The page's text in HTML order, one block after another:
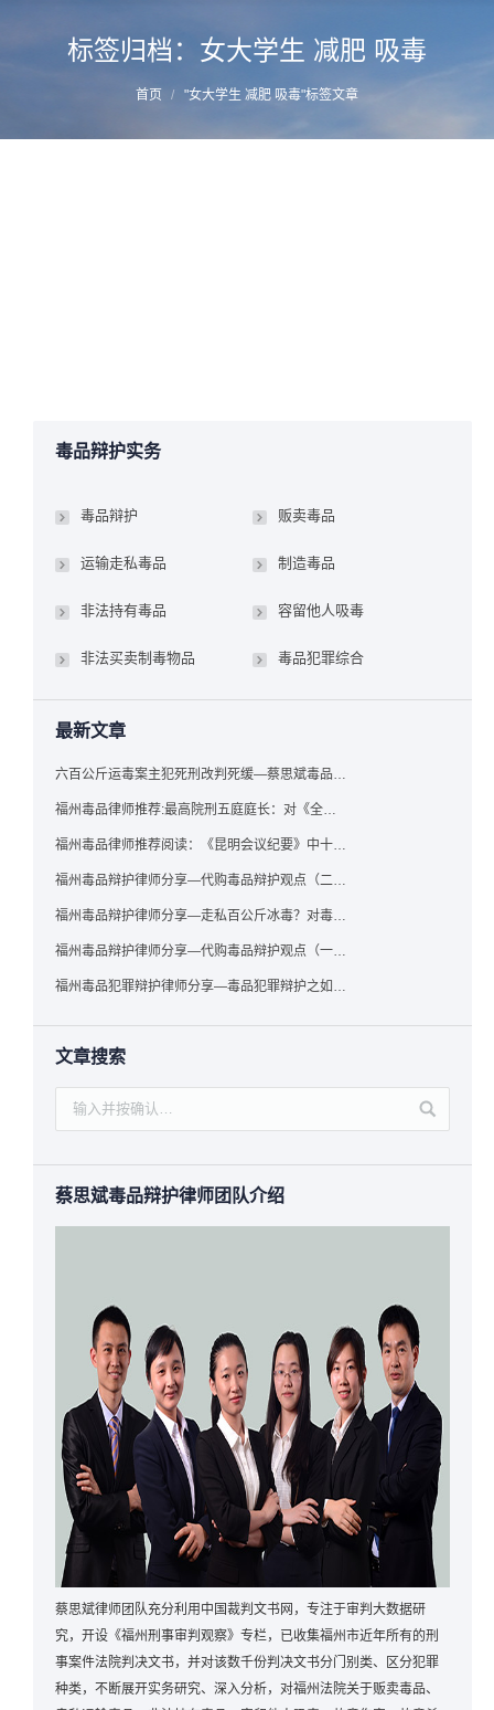
标签归档： 女大学生 减肥 吸毒
首页 "女大学生 减肥 吸毒"标签文章
毒品辩护实务
毒品辩护 贩卖毒品
运输走私毒品 制造毒品
非法持有毒品 容留他人吸毒
非法买卖制毒物品 毒品犯罪综合
最新文章
六百公斤运毒案主犯死刑改判死缓—蔡思斌毒品犯罪辩护成功案例
福州毒品律师推荐:最高院刑五庭庭长：对《全国法院毒品案件审判工作会议纪要》的理解与适用
福州毒品律师推荐阅读：《昆明会议纪要》中十个“意想不到”的规定
福州毒品辩护律师分享—代购毒品辩护观点（二）——“牟利”之辩
福州毒品辩护律师分享—走私百公斤冰毒？对毒品缺失型走私毒品罪案件，该如何有效辩护
福州毒品辩护律师分享—代购毒品辩护观点（一）——“真假”之辩
福州毒品犯罪辩护律师分享—毒品犯罪辩护之如何提炼言辞证据
文章搜索
蔡思斌毒品辩护律师团队介绍
蔡思斌律师团队充分利用中国裁判文书网，专注于审判大数据研
究，开设《福州刑事审判观察》专栏，已收集福州市近年所有的刑
事案件法院判决文书，并对该数千份判决文书分门别类、区分犯罪
种类，不断展开实务研究、深入分析，对福州法院关于贩卖毒品、